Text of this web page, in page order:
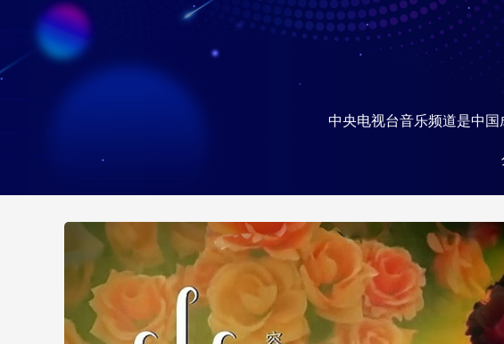
经济 军事 科技 法治
联播+ 天天学习 习式妙语 央
蓝海中国 新兵请入列 人生第
体育
VIP会员 CCTV奥林匹克频道 生活体育大会 体育江湖 文
财经 乡村振兴 生态环境 一带一路 央博 非遗
大国智造 大国展会 大国保险 云顶对话 云起 超级工厂
中央电视台音乐频道是中